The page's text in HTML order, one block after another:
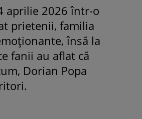
aprilie 2026 într-o
prietenii, familia
însă la
fanii au aflat că
Dorian Popa
VEDETE
Fiica Iuliei Albu și a lui Mihai Albu a